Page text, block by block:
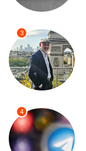
3
4